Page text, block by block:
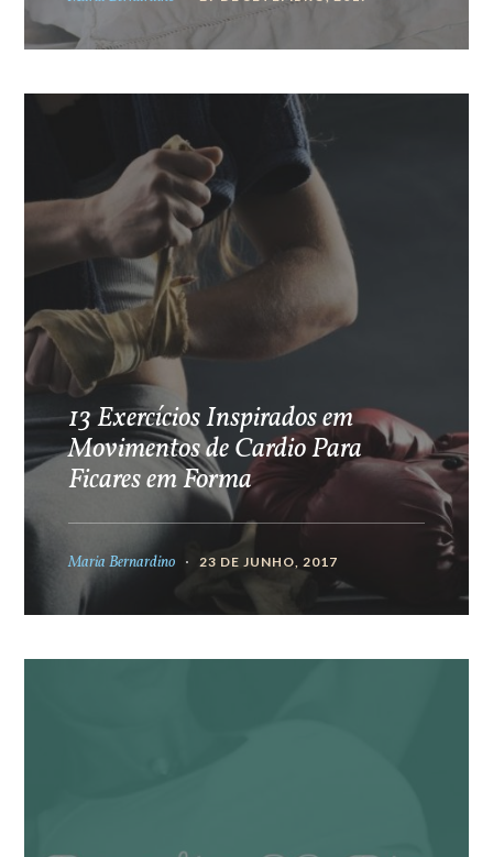
13 Exercícios Inspirados em
Movimentos de Cardio Para
Ficares em Forma
Maria Bernardino 23 DE JUNHO, 2017